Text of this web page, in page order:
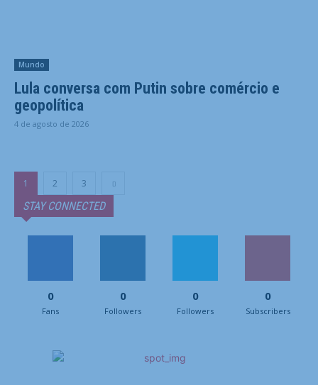
Mundo
Lula conversa com Putin sobre comércio e
geopolítica
4 de agosto de 2026
1 2 3
STAY CONNECTED
0
Fans
0
Followers
0
Followers
0
Subscribers